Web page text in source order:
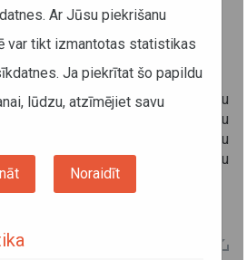
Beļģijā
braukšanas ierobežojumu
svētku dienās. Informāciju
un smagsvara kravu
skatīt zemāk pie papildu
Ar Jūsu piekrišanu
var tikt izmantotas statistikas
Ja piekrītat šo papildu
lūdzu, atzīmējiet savu
Noraidīt